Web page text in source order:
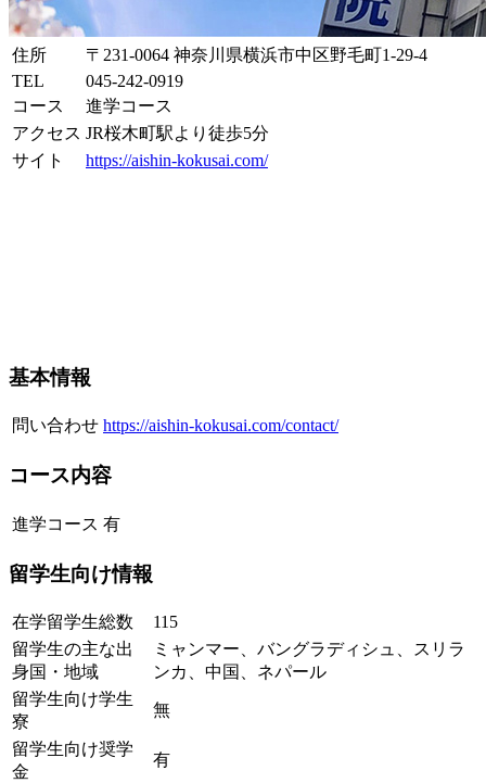
住所
〒231-0064 神奈川県横浜市中区野毛町1-29-4
TEL
045-242-0919
コース
進学コース
アクセス JR桜木町駅より徒歩5分
サイト
https://aishin-kokusai.com/
基本情報
問い合わせ https://aishin-kokusai.com/contact/
コース内容
進学コース 有
留学生向け情報
在学留学生総数
115
留学生の主な出
身国・地域
ミャンマー、バングラディシュ、スリラ
ンカ、中国、ネパール
留学生向け学生
寮
無
留学生向け奨学
金
有